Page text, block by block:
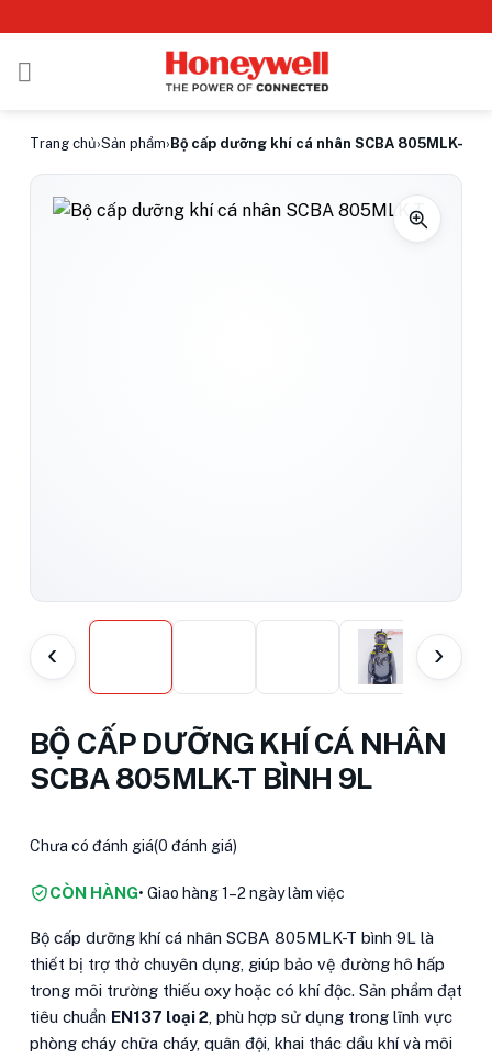
qua
nội
Trang chủ›Sản phẩm› Bộ cấp dưỡng khí cá nhân SCBA 805MLK-T
‹ ›
BỘ CẤP DƯỠNG KHÍ CÁ NHÂN
SCBA 805MLK-T BÌNH 9L
Chưa có đánh giá(0 đánh giá)
CÒN HÀNG• Giao hàng 1–2 ngày làm việc
Bộ cấp dưỡng khí cá nhân SCBA 805MLK-T bình 9L là
thiết bị trợ thở chuyên dụng, giúp bảo vệ đường hô hấp
trong môi trường thiếu oxy hoặc có khí độc. Sản phẩm đạt
tiêu chuẩn EN137 loại 2 , phù hợp sử dụng trong lĩnh vực
phòng cháy chữa cháy, quân đội, khai thác dầu khí và môi